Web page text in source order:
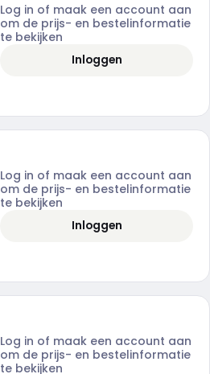
Log in of maak een account aan
om de prijs- en bestelinformatie
te bekijken
Inloggen
Log in of maak een account aan
om de prijs- en bestelinformatie
te bekijken
Inloggen
Log in of maak een account aan
om de prijs- en bestelinformatie
te bekijken